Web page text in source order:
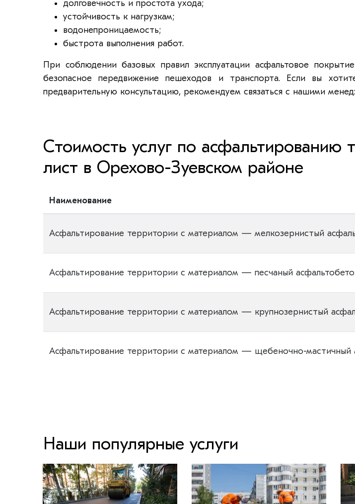
долговечность и простота ухода;
устойчивость к нагрузкам;
водонепроницаемость;
быстрота выполнения работ.
При соблюдении базовых правил эксплуатации асфальтовое
безопасное передвижение пешеходов и транспорта. Если вы
предварительную консультацию, рекомендуем связаться с нашими
Стоимость услуг по
лист в Орехово-Зуевском районе
Наименование
Асфальтирование территории с материалом — мелкозернистый
Асфальтирование территории с материалом — песчаный
Асфальтирование территории с материалом — крупнозернистый
Асфальтирование территории с материалом — щебеночно-мастичный
Наши популярные услуги